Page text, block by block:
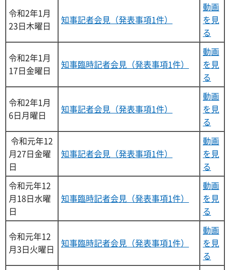
令和2年1月
23日木曜日
知事記者会見（発表事項1件）
動画
を見
る
令和2年1月
17日金曜日
知事臨時記者会見（発表事項1件）
動画
を見
る
令和2年1月
6日月曜日
知事記者会見（発表事項1件）
動画
を見
る
令和元年12
月27日金曜
日
知事記者会見（発表事項1件）
動画
を見
る
令和元年12
月18日水曜
日
知事臨時記者会見（発表事項1件）
動画
を見
る
令和元年12
月3日火曜日
知事臨時記者会見（発表事項1件）
動画
を見
る